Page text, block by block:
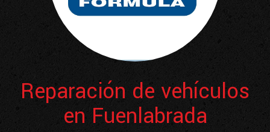
Reparación de vehículos
en Fuenlabrada